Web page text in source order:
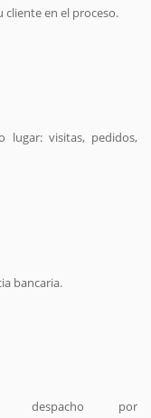
en el proceso.
visitas, pedidos,
bancaria.
despacho por